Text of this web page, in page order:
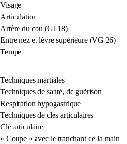
Visage
Articulation
Artère du cou (GI 18)
Entre nez et lèvre supérieure (VG 26)
Tempe
Techniques martiales
Techniques de santé, de guérison
Respiration hypogastrique
Techniques de clés articulaires
Clé articulaire
« Coupe » avec le tranchant de la main